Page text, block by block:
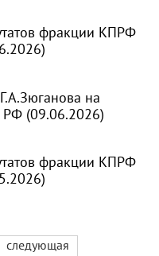
фракции КПРФ
на
РФ (09.06.2026)
фракции КПРФ
следующая